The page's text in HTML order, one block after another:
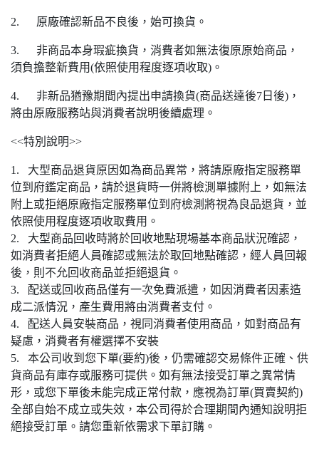
2. 原廠確認新品不良後，始可換貨。
3. 非商品本身瑕疵換貨，消費者如無法復原原始商品，
須負擔整新費用(依照使用程度逐項收取)。
4. 非新品猶豫期間內提出申請換貨(商品送達後7日後)，
將由原廠服務站與消費者說明後續處理。
<<特別說明>>
1. 大型商品退貨原因如為商品異常，將請原廠指定服務單
位到府鑑定商品，請於退貨時一併將檢測單據附上，如無法
附上或拒絕原廠指定服務單位到府檢測將視為良品退貨，並
依照使用程度逐項收取費用。
2. 大型商品回收時將於回收地點現場基本商品狀況確認，
如消費者拒絕人員確認或無法於取回地點確認，經人員回報
後，則不允回收商品並拒絕退貨。
3. 配送或回收商品僅有一次免費派遣，如因消費者因素造
成二派情況，產生費用將由消費者支付。
4. 配送人員安裝商品，視同消費者使用商品，如對商品有
疑慮，消費者有權選擇不安裝
5. 本公司收到您下單(要約)後，仍需確認交易條件正確、供
貨商品有庫存或服務可提供。如有無法接受訂單之異常情
形，或您下單後未能完成正常付款，應視為訂單(買賣契約)
全部自始不成立或失效，本公司得於合理期間內通知說明拒
絕接受訂單。請您重新依需求下單訂購。